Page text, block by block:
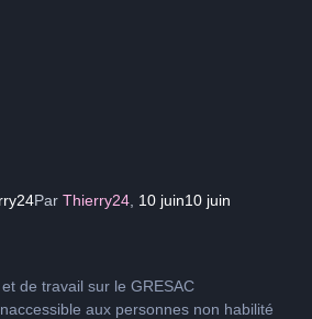
ParThierry24 10 juin10 juin
de travail sur le GRESAC
aux personnes non habilité